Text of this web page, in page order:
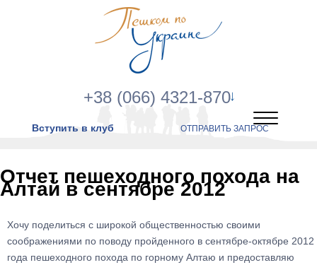
+38 (066) 4321-870
Вступить в клуб ОТПРАВИТЬ ЗАПРОС
Отчет пешеходного похода на
Алтай в сентябре 2012
Хочу поделиться с широкой общественностью своими
соображениями по поводу пройденного в сентябре-октябре 2012
года пешеходного похода по горному Алтаю и предоставляю